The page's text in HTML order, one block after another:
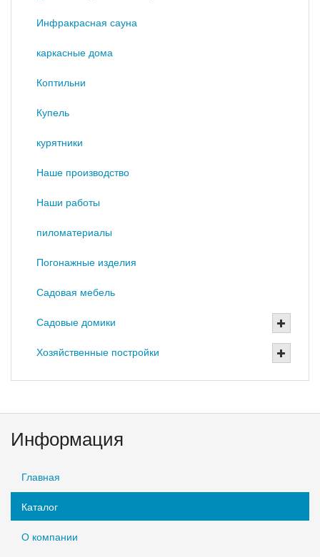
Инфракрасная сауна
каркасные дома
Коптильни
Купель
курятники
Наше производство
Наши работы
пиломатериалы
Погонажные изделия
Садовая мебель
Садовые домики
Хозяйственные постройки
Информация
Главная
Каталог
О компании